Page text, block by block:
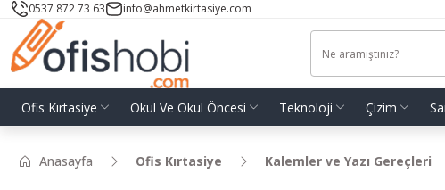
0537 872 73 63 info@ahmetkirtasiye.com
Ofis Kırtasiye Okul Ve Okul Öncesi Teknoloji Çizim
Anasayfa Ofis Kırtasiye Kalemler ve Yazı Gereçleri